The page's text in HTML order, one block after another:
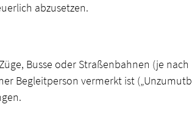
abzusetzen.
Busse oder Straßenbahnen (je nach
Begleitperson vermerkt ist